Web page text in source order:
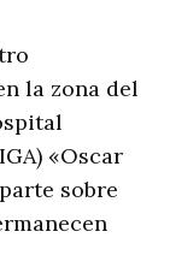
la zona del
«Oscar
sobre